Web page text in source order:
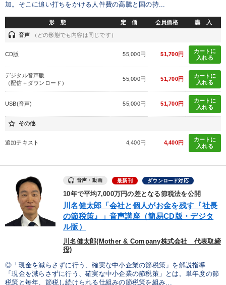
ブランディング
加。そこに追い打ちをかける人件費の高騰と国の持...
形 態 定 価 会員価格 購 入
headset 音声 （どの形態でも内容は同じです）
CD版 55,000円 51,700円
カートに
入れる
デジタル音声版
（配信＋ダウンロード）
55,000円 51,700円
カートに
入れる
USB(音声) 55,000円 51,700円
カートに
入れる
star_border その他
追加テキスト 4,400円 4,400円
カートに
入れる
音声・動画 最新刊 ダウンロード対応
10年で平均7,000万円の差となる節税法を公開
川名健太郎「会社と個人がお金を残す『社長
の節税策』」音声講座（簡易CD版・デジタ
ル版）
川名健太郎(Mother & Company株式会社 代表取締
役)
◎「現金を減らさずに行う、確実な中小企業の節税策」を解説指導
「現金を減らさずに行う、確実な中小企業の節税策」とは。単年度の節
税策と毎年、節税し続けられる仕組みの節税策を組み...